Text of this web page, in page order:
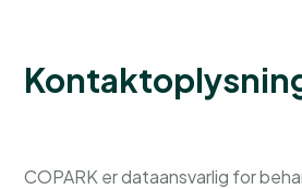
COPARK er dataansvarlig for